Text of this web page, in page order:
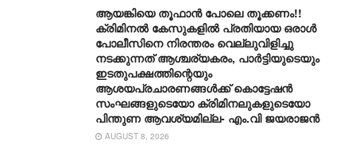
ആയങ്കിയെ തൂഫാൻ പോലെ തൂക്കണം!!
ക്രിമിനൽ കേസുകളിൽ പ്രതിയായ ഒരാൾ
പോലീസിനെ നിരന്തരം വെല്ലുവിളിച്ചു
നടക്കുന്നത് ആശ്ചര്യകരം, പാർട്ടിയുടെയും
ഇടതുപക്ഷത്തിന്റെയും
ആശയപ്രചാരണങ്ങൾക്ക് കൊട്ടേഷൻ
സംഘങ്ങളുടെയോ ക്രിമിനലുകളുടെയോ
പിന്തുണ ആവശ്യമില്ല- എം.വി ജയരാജൻ
AUGUST 8, 2026